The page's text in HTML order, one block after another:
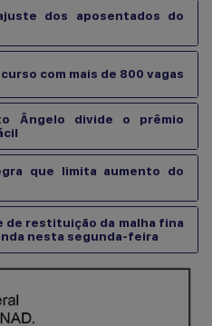
dos aposentados do
com mais de 800 vagas
Ângelo divide o prêmio
que limita aumento do
de restituição da malha fina
nesta segunda-feira